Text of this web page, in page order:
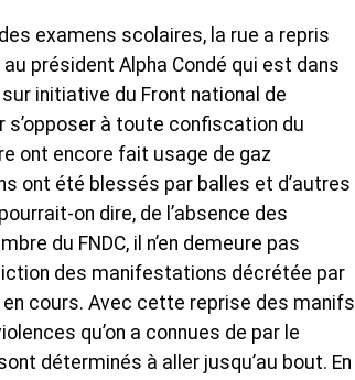
examens scolaires, la rue a repris
président Alpha Condé qui est dans
initiative du Front national de
à toute confiscation du
ont encore fait usage de gaz
ont été blessés par balles et d’autres
on dire, de l’absence des
du FNDC, il n’en demeure pas
des manifestations décrétée par
cours. Avec cette reprise des manifs
qu’on a connues de par le
déterminés à aller jusqu’au bout. En